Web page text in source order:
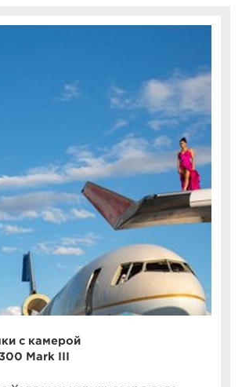
с камерой
Mark III